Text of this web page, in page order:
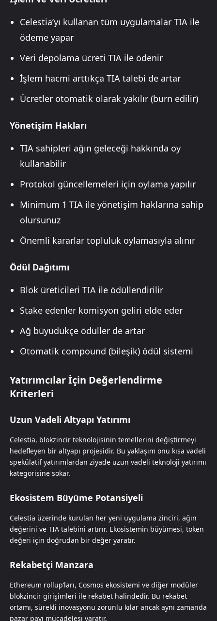
Celestia’yı kullanan tüm uygulamalar TIA ile
ödeme yapar
Veri depolama ücreti TIA ile ödenir
İşlem hacmi arttıkça TIA talebi de artar
Ücretler otomatik olarak yakılır (burn edilir)
Yönetişim Hakları
TIA sahipleri ağın geleceği hakkında oy
kullanabilir
Protokol güncellemeleri için oylama yapılır
Minimum 1 TIA ile yönetişim haklarına sahip
olursunuz
Önemli kararlar topluluk oylamasıyla alınır
Ödül Dağıtımı
Blok üreticileri TIA ile ödüllendirilir
Stake edenler komisyon geliri elde eder
Ağ büyüdükçe ödüller de artar
Otomatik compound (bileşik) ödül sistemi
Yatırımcılar İçin Değerlendirme
Kriterleri
Uzun Vadeli Altyapı Yatırımı
Celestia, blokzincir teknolojisinin temellerini değiştirmeyi
hedefleyen bir altyapı projesidir. Bu yaklaşım onu kısa vadeli
spekülatif yatırımlardan ziyade uzun vadeli teknoloji yatırımı
kategorisine sokar.
Ekosistem Büyüme Potansiyeli
Celestia üzerinde kurulan her yeni uygulama zinciri, ağın
değerini ve TIA talebini artırır. Ekosistemin büyümesi, token
değeri için doğrudan bir değer yaratır.
Rekabetçi Manzara
Ethereum rollup’ları, Cosmos ekosistemi ve diğer modüler
blokzincir girişimleri ile rekabet halindedir. Bu rekabet
ortamı, sürekli inovasyonu zorunlu kılar ancak aynı zamanda
pazar payı mücadelesi yaratır.